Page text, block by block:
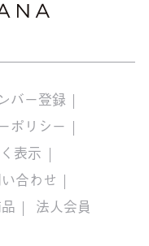
バー登録
ポリシー
表示
合わせ
法人会員